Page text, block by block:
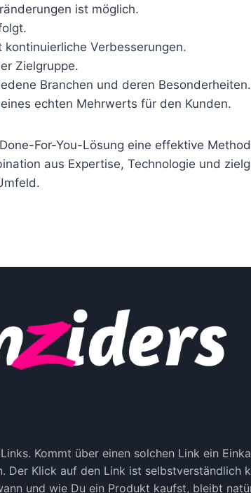
ist möglich.
Verbesserungen.
Zielgruppe.
Branchen und deren Besonderheiten.
echten Mehrwerts für den Kunden.
For-You-Lösung eine effektive
aus Expertise, Technologie und
Kommt über einen solchen Link ein
Klick auf den Link ist selbstverständlich
und wie Du ein Produkt kaufst, bleibt